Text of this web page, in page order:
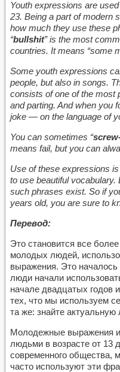
Youth expressions are
23. Being a part of modern
how much they use these
“bullshit” is the most
countries. It means “some
Some youth expressions
people, but also in songs.
consists of one of the most
and parting. And when you
joke — on the language of
You can sometimes “
means fail, but you can
Use of these expressions
to use beautiful
such phrases exist. So if
years old, you are sure to
Перевод:
Это становится все
молодых людей,
выражения. Это началось
люди начали
начале двадцатых годов
тех, что мы используем
та же: знайте актуальную
Молодежные выражения
людьми в возрасте от 13
современного общества,
часто используют эти